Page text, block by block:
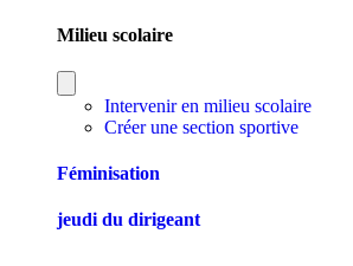
Milieu scolaire
Intervenir en milieu scolaire
Créer une section sportive
Féminisation
jeudi du dirigeant